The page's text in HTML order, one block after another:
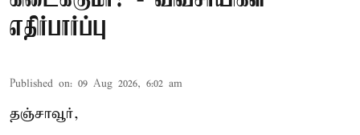
எதிர்பார்ப்பு
Published on: 09 Aug 2026, 6:02 am
தஞ்சாவூர்,